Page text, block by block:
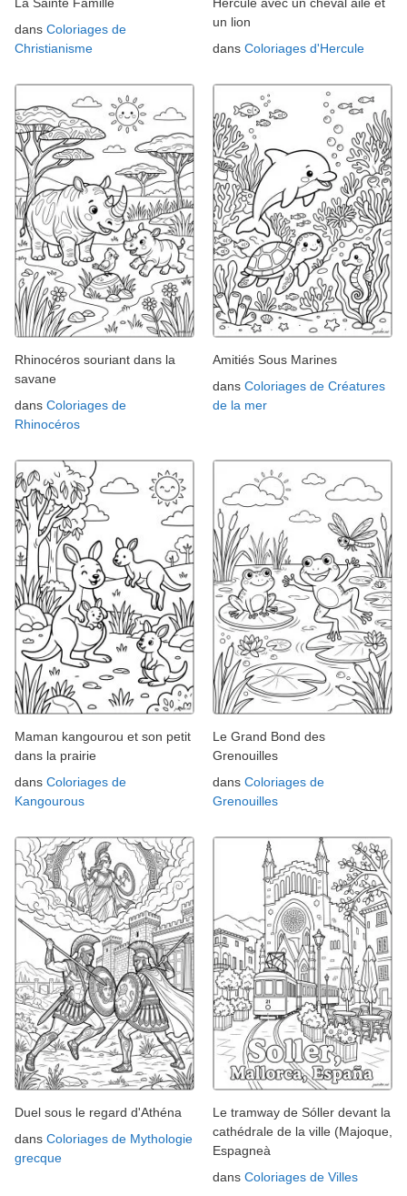
dans Coloriages de
Christianisme
un lion
dans Coloriages d'Hercule
Rhinocéros souriant dans la
savane
dans Coloriages de
Rhinocéros
Amitiés Sous Marines
dans Coloriages de Créatures
de la mer
Maman kangourou et son petit
dans la prairie
dans Coloriages de
Kangourous
Le Grand Bond des
Grenouilles
dans Coloriages de
Grenouilles
Duel sous le regard d'Athéna
dans Coloriages de Mythologie
grecque
Le tramway de Sóller devant la
cathédrale de la ville (Majoque,
Espagneà
dans Coloriages de Villes